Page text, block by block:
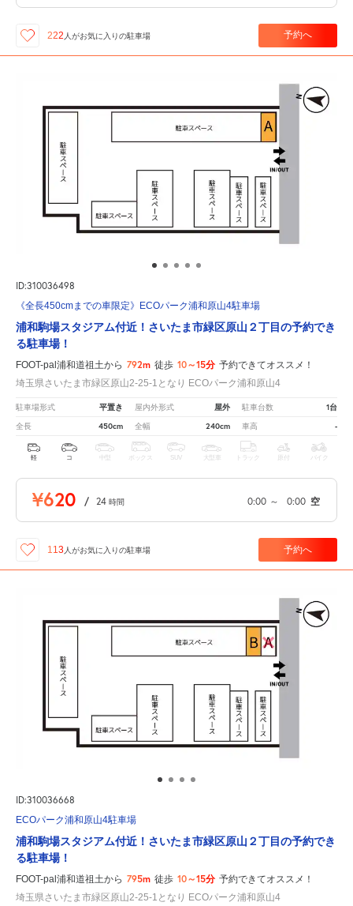
222 人がお気に入りの駐車場 予約へ
ID:310036498
《全長450cmまでの車限定》ECOパーク浦和原山4駐車場
浦和駒場スタジアム付近！さいたま市緑区原山２丁目の予約でき
る駐車場！
FOOT-pal浦和道祖土から 792m 徒歩 10～15分 予約できてオススメ！
埼玉県さいたま市緑区原山2-25-1となり ECOパーク浦和原山4
駐車場形式 平置き 屋内外形式 屋外 駐車台数 1台
全長 450cm 全幅 240cm 車高 -
軽 コ 中型 ボックス SUV 大型車 トラック 原付 バイク
¥620 / 24 時間 0:00 ～ 0:00 空
113人がお気に入りの駐車場 予約へ
ID:310036668
ECOパーク浦和原山4駐車場
浦和駒場スタジアム付近！さいたま市緑区原山２丁目の予約でき
る駐車場！
FOOT-pal浦和道祖土から 795m 徒歩 10～15分 予約できてオススメ！
埼玉県さいたま市緑区原山2-25-1となり ECOパーク浦和原山4